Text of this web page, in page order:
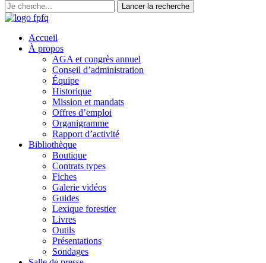
Accueil
À propos
AGA et congrès annuel
Conseil d’administration
Équipe
Historique
Mission et mandats
Offres d’emploi
Organigramme
Rapport d’activité
Bibliothèque
Boutique
Contrats types
Fiches
Galerie vidéos
Guides
Lexique forestier
Livres
Outils
Présentations
Sondages